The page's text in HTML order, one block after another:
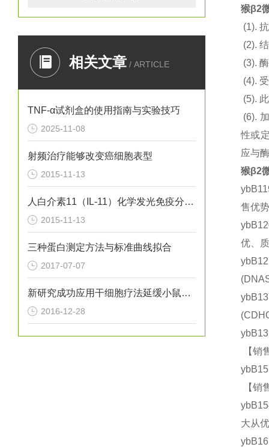
相关文章 / ARTICLE
TNF-α试剂盒的使用指南与实验技巧
2025-11-08
射频治疗能够改变癌细胞表型
2015-11-13
人白介素11（IL-11）化学发光免疫分析试剂盒
2015-11-13
三种蛋白测定方法与标准曲线拟合
2017-07-07
新研究成功应用干细胞疗法延缓小鼠亨廷顿氏病进展
2016-12-28
猴β2
(1).
(2).
(3).
(4).
(5).
(6).
性或
应与
猴β2
售优
优、
【销
【销
大从